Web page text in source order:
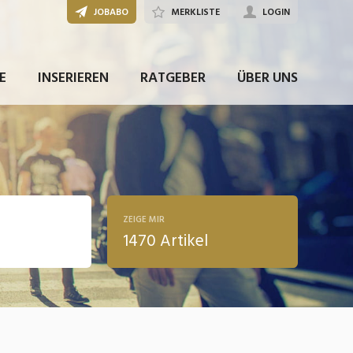
INSERIEREN RATGEBER ÜBER UNS
JOBABO MERKLISTE LOGIN
ZEIGE MIR
1470 Artikel